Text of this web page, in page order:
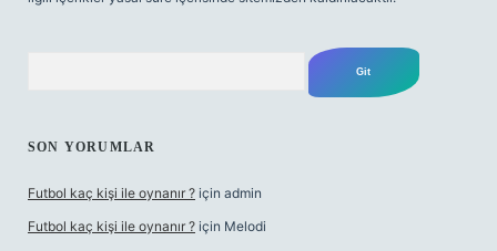
SON YORUMLAR
Futbol kaç kişi ile oynanır ? için admin
Futbol kaç kişi ile oynanır ? için Melodi